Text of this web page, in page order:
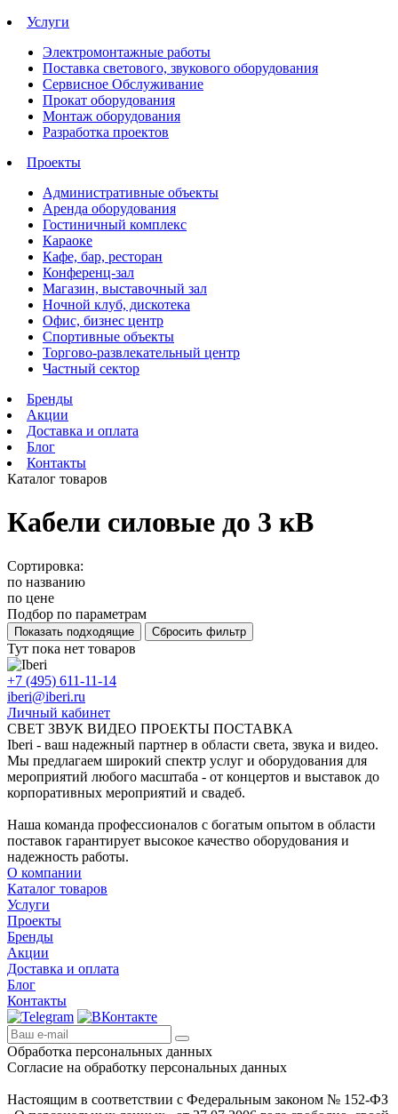
Услуги
Электромонтажные работы
Поставка светового, звукового оборудования
Сервисное Обслуживание
Прокат оборудования
Монтаж оборудования
Разработка проектов
Проекты
Административные объекты
Аренда оборудования
Гостиничный комплекс
Караоке
Кафе, бар, ресторан
Конференц-зал
Магазин, выставочный зал
Ночной клуб, дискотека
Офис, бизнес центр
Спортивные объекты
Торгово-развлекательный центр
Частный сектор
Бренды
Акции
Доставка и оплата
Блог
Контакты
Каталог товаров
Кабели силовые до 3 кВ
Сортировка:
по названию
по цене
Подбор по параметрам
Тут пока нет товаров
+7 (495) 611-11-14
iberi@iberi.ru
Личный кабинет
СВЕТ ЗВУК ВИДЕО ПРОЕКТЫ ПОСТАВКА
Iberi - ваш надежный партнер в области света, звука и видео.
Мы предлагаем широкий спектр услуг и оборудования для
мероприятий любого масштаба - от концертов и выставок до
корпоративных мероприятий и свадеб.
Наша команда профессионалов с богатым опытом в области
поставок гарантирует высокое качество оборудования и
надежность работы.
О компании
Каталог товаров
Услуги
Проекты
Бренды
Акции
Доставка и оплата
Блог
Контакты
Обработка персональных данных
Согласие на обработку персональных данных
Настоящим в соответствии с Федеральным законом № 152-ФЗ